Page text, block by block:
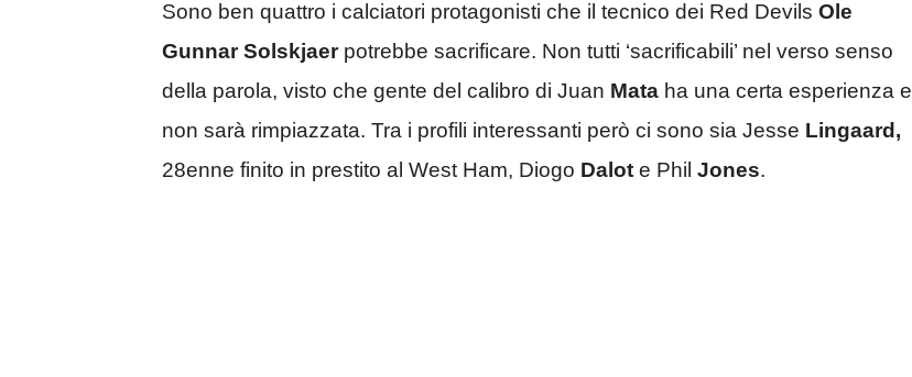
Sono ben quattro i calciatori protagonisti che il tecnico dei Red Devils Ole
Gunnar Solskjaerpotrebbe sacrificare. Non tutti ‘sacrificabili’ nel verso senso
della parola, visto che gente del calibro di Juan Mata ha una certa esperienza e
non sarà rimpiazzata. Tra i profili interessanti però ci sono sia Jesse Lingaard,
28enne finito in prestito al West Ham, Diogo Dalot e Phil Jones.